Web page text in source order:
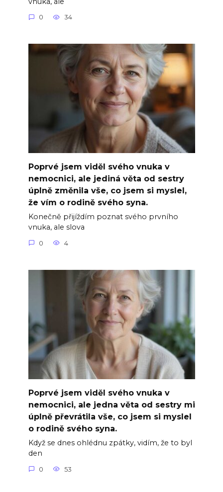
0 34
Poprvé jsem viděl svého vnuka v
nemocnici, ale jediná věta od sestry
úplně změnila vše, co jsem si myslel,
že vím o rodině svého syna.
Konečně přijíždím poznat svého prvního
vnuka, ale slova
0 4
Poprvé jsem viděl svého vnuka v
nemocnici, ale jedna věta od sestry mi
úplně převrátila vše, co jsem si myslel
o rodině svého syna.
Když se dnes ohlédnu zpátky, vidím, že to byl
den
0 53